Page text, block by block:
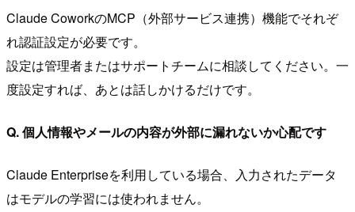
Claude CoworkのMCP（外部サービス連携）機能でそれぞ
れ認証設定が必要です。
設定は管理者またはサポートチームに相談してください。一
度設定すれば、あとは話しかけるだけです。
Q. 個人情報やメールの内容が外部に漏れないか心配です
Claude Enterpriseを利用している場合、入力されたデータ
はモデルの学習には使われません。